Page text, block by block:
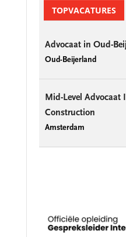
TOPVACATURES
Advocaat in Oud-
Oud-Beijerland
Mid-Level Advocaat
Construction
Amsterdam